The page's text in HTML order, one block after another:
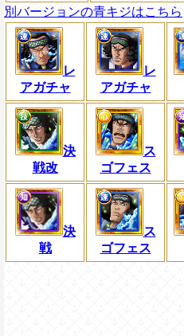
別バージョンの青キジはこちら
レ
アガチャ
レ
アガチャ
決
戦改
ス
ゴフェス
決
戦
ス
ゴフェス